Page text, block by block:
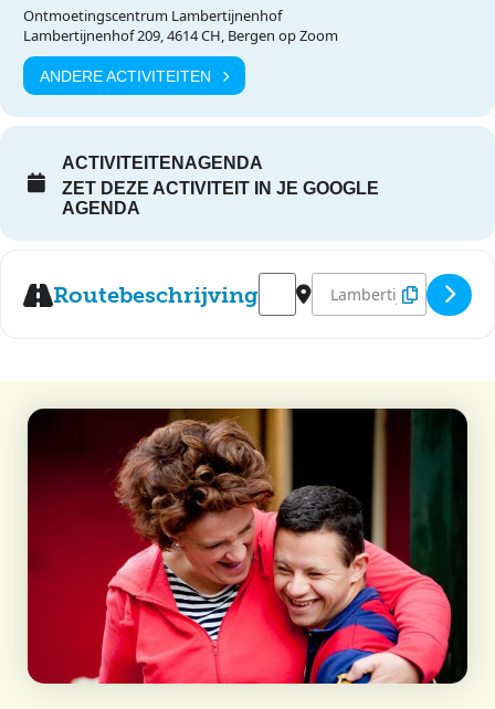
Ontmoetingscentrum Lambertijnenhof
Lambertijnenhof 209, 4614 CH, Bergen op Zoom
ANDERE ACTIVITEITEN
ACTIVITEITENAGENDA
ZET DEZE ACTIVITEIT IN JE GOOGLE
AGENDA
Routebeschrijving
Address - Halloweenmiddag
Destination Address -